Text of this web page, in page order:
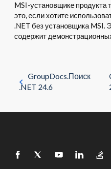
MSI-установщике продукта
это, если хотите
.NET без установщика MSI.
содержит
GroupDocs.Поиск
.NET 24.6